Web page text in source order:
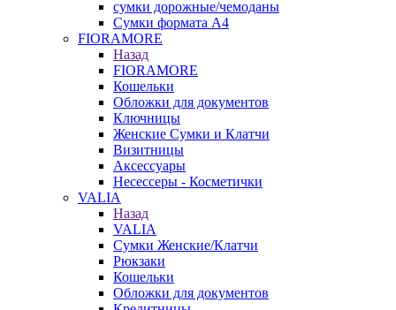
сумки дорожные/чемоданы
Сумки формата А4
FIORAMORE
Назад
FIORAMORE
Кошельки
Обложки для документов
Ключницы
Женские Сумки и Клатчи
Визитницы
Аксессуары
Несессеры - Косметички
VALIA
Назад
VALIA
Сумки Женские/Клатчи
Рюкзаки
Кошельки
Обложки для документов